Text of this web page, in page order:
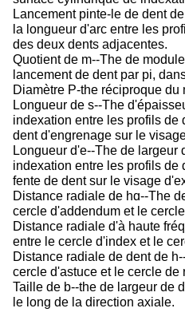
Lancement pinte-le de dent
la longueur d'arc entre les
des deux dents adjacentes.
Quotient de m--The de
lancement de dent par pi,
Diamètre P-the réciproque du
Longueur de s--The
indexation entre les profils de
dent d'engrenage sur le
Longueur d'e--The de largeur
indexation entre les profils de
fente de dent sur le visage
Distance radiale de hɑ--The
cercle d'addendum et le
Distance radiale d'à haute
entre le cercle d'index et le
Distance radiale de dent de
cercle d'astuce et le cercle de
Taille de b--the de largeur de
le long de la direction axiale.